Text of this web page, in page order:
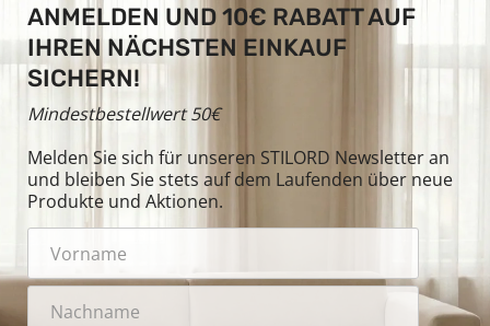
ANMELDEN UND 10€ RABATT AUF
IHREN NÄCHSTEN EINKAUF
SICHERN!
Mindestbestellwert 50€
Melden Sie sich für unseren STILORD Newsletter an
und bleiben Sie stets auf dem Laufenden über neue
Produkte und Aktionen.